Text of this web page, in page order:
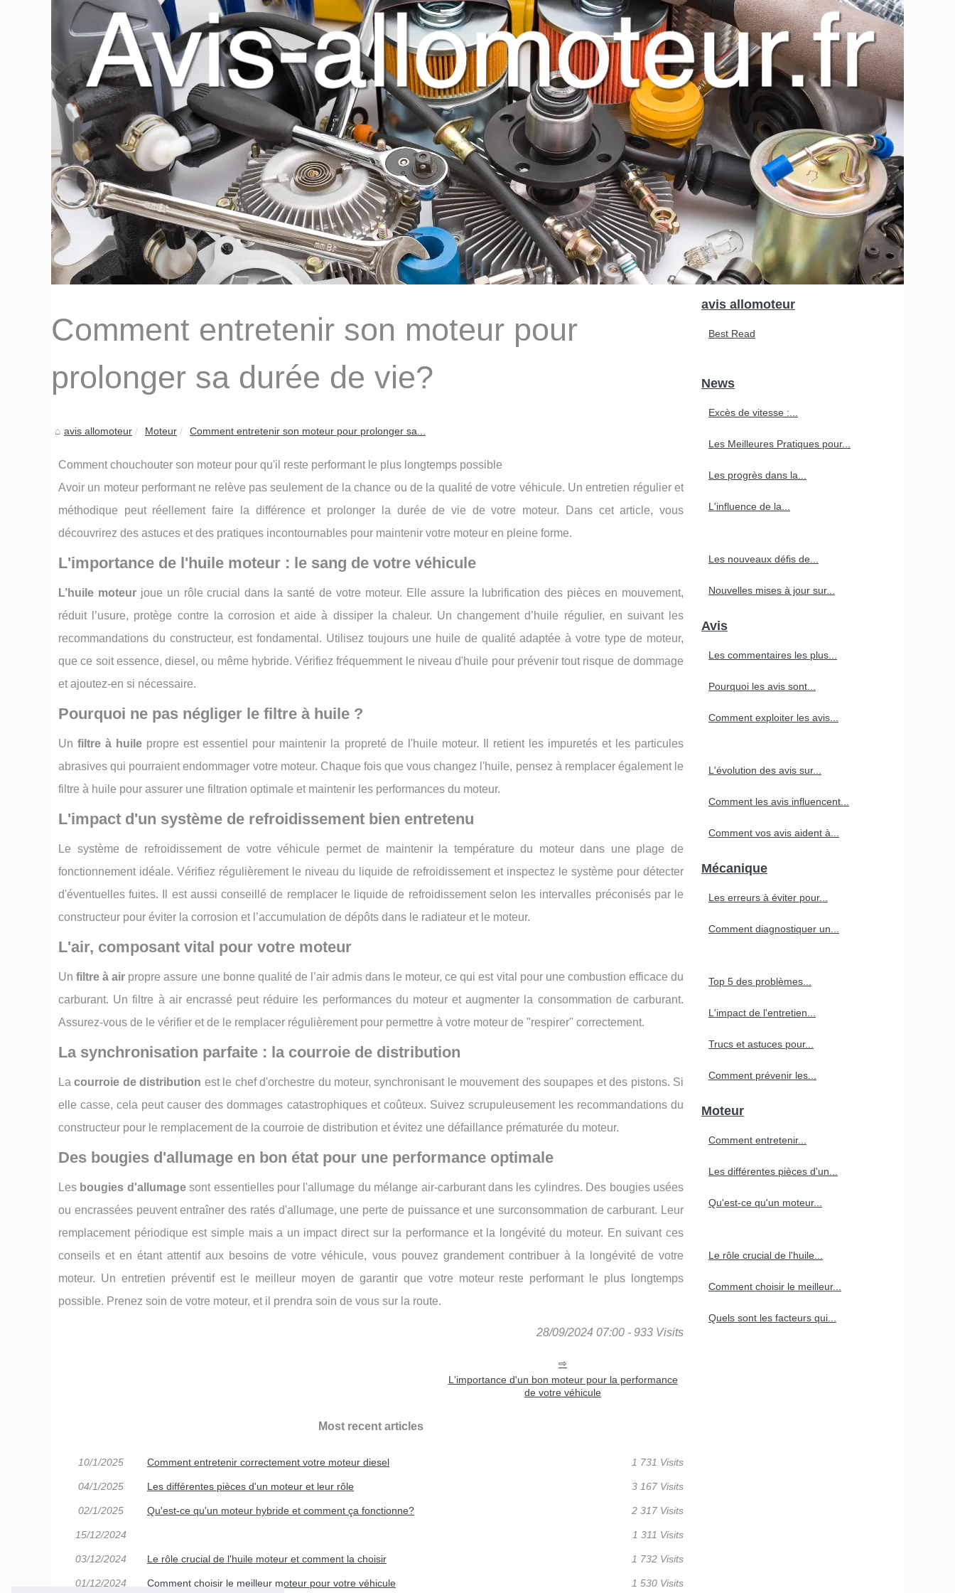
Comment entretenir son moteur pour
prolonger sa durée de vie?
avis allomoteur Moteur Comment entretenir son moteur pour prolonger sa...
Comment chouchouter son moteur pour qu'il reste performant le plus longtemps possible
Avoir un moteur performant ne relève pas seulement de la chance ou de la qualité de votre véhicule. Un entretien régulier et
méthodique peut réellement faire la différence et prolonger la durée de vie de votre moteur. Dans cet article, vous
découvrirez des astuces et des pratiques incontournables pour maintenir votre moteur en pleine forme.
L'importance de l'huile moteur : le sang de votre véhicule
L’huile moteurjoue un rôle crucial dans la santé de votre moteur. Elle assure la lubrification des pièces en mouvement,
réduit l’usure, protège contre la corrosion et aide à dissiper la chaleur. Un changement d’huile régulier, en suivant les
recommandations du constructeur, est fondamental. Utilisez toujours une huile de qualité adaptée à votre type de moteur,
que ce soit essence, diesel, ou même hybride. Vérifiez fréquemment le niveau d'huile pour prévenir tout risque de dommage
et ajoutez-en si nécessaire.
Pourquoi ne pas négliger le filtre à huile ?
Unfiltre à huile propre est essentiel pour maintenir la propreté de l'huile moteur. Il retient les impuretés et les particules
abrasives qui pourraient endommager votre moteur. Chaque fois que vous changez l'huile, pensez à remplacer également le
filtre à huile pour assurer une filtration optimale et maintenir les performances du moteur.
L'impact d'un système de refroidissement bien entretenu
Le système de refroidissement de votre véhicule permet de maintenir la température du moteur dans une plage de
fonctionnement idéale. Vérifiez régulièrement le niveau du liquide de refroidissement et inspectez le système pour détecter
d'éventuelles fuites. Il est aussi conseillé de remplacer le liquide de refroidissement selon les intervalles préconisés par le
constructeur pour éviter la corrosion et l’accumulation de dépôts dans le radiateur et le moteur.
L'air, composant vital pour votre moteur
Unfiltre à air propre assure une bonne qualité de l’air admis dans le moteur, ce qui est vital pour une combustion efficace du
carburant. Un filtre à air encrassé peut réduire les performances du moteur et augmenter la consommation de carburant.
Assurez-vous de le vérifier et de le remplacer régulièrement pour permettre à votre moteur de "respirer" correctement.
La synchronisation parfaite : la courroie de distribution
Lacourroie de distribution est le chef d'orchestre du moteur, synchronisant le mouvement des soupapes et des pistons. Si
elle casse, cela peut causer des dommages catastrophiques et coûteux. Suivez scrupuleusement les recommandations du
constructeur pour le remplacement de la courroie de distribution et évitez une défaillance prématurée du moteur.
Des bougies d'allumage en bon état pour une performance optimale
Les bougies d'allumagesont essentielles pour l'allumage du mélange air-carburant dans les cylindres. Des bougies usées
ou encrassées peuvent entraîner des ratés d'allumage, une perte de puissance et une surconsommation de carburant. Leur
remplacement périodique est simple mais a un impact direct sur la performance et la longévité du moteur. En suivant ces
conseils et en étant attentif aux besoins de votre véhicule, vous pouvez grandement contribuer à la longévité de votre
moteur. Un entretien préventif est le meilleur moyen de garantir que votre moteur reste performant le plus longtemps
possible. Prenez soin de votre moteur, et il prendra soin de vous sur la route.
28/09/2024 07:00 - 933 Visits
L'importance d'un bon moteur pour la performance
de votre véhicule
Most recent articles
10/1/2025 Comment entretenir correctement votre moteur diesel 1 731 Visits
04/1/2025 Les différentes pièces d'un moteur et leur rôle 3 167 Visits
02/1/2025 Qu'est-ce qu'un moteur hybride et comment ça fonctionne? 2 317 Visits
15/12/2024 1 311 Visits
03/12/2024 Le rôle crucial de l'huile moteur et comment la choisir 1 732 Visits
01/12/2024 Comment choisir le meilleur moteur pour votre véhicule 1 530 Visits
avis allomoteur
Best Read
News
Excès de vitesse :...
Les Meilleures Pratiques pour...
Les progrès dans la...
L'influence de la...
Les nouveaux défis de...
Nouvelles mises à jour sur...
Avis
Les commentaires les plus...
Pourquoi les avis sont...
Comment exploiter les avis...
L'évolution des avis sur...
Comment les avis influencent...
Comment vos avis aident à...
Mécanique
Les erreurs à éviter pour...
Comment diagnostiquer un...
Top 5 des problèmes...
L'impact de l'entretien...
Trucs et astuces pour...
Comment prévenir les...
Moteur
Comment entretenir...
Les différentes pièces d'un...
Qu'est-ce qu'un moteur...
Le rôle crucial de l'huile...
Comment choisir le meilleur...
Quels sont les facteurs qui...